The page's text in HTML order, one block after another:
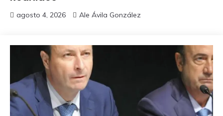
agosto 4, 2026 Ale Ávila González